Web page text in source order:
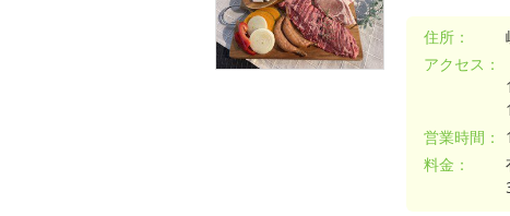
住所：
アクセス：
営業時間：
料金：